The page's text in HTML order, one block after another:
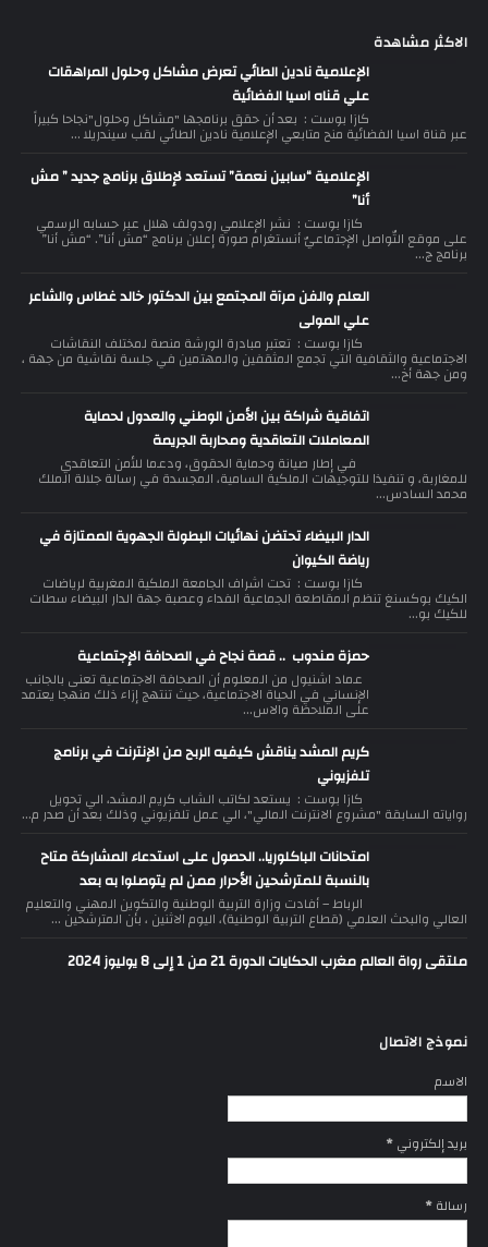
الاكثر مشاهدة
الإعلامية نادين الطائي تعرض مشاكل وحلول المراهقات
علي قناه اسيا الفضائية
كازا بوست : بعد أن حقق برنامجها "مشاكل وحلول"نجاحا كبيراً
عبر قناة اسيا الفضائية منح متابعي الإعلامية نادين الطائي لقب سيندريلا ...
الإعلامية “سابين نعمة” تستعد لإطلاق برنامج جديد ” مش
أنا”
كازا بوست : نشر الإعلامي رودولف هلال عبر حسابه الرسمي
على موقع التّواصل الإجتماعيّ أنستغرام صورة إعلان برنامج “مش أنا”. “مش أنا”
برنامج ج...
العلم والفن مرآة المجتمع بين الدكتور خالد غطاس والشاعر
علي المولى
كازا بوست : تعتبر مبادرة الورشة منصة لمختلف النقاشات
الاجتماعية والثقافية التي تجمع المثقفين والمهتمين في جلسة نقاشية من جهة ،
ومن جهة أخ...
اتفاقية شراكة بين الأمن الوطني والعدول لحماية
المعاملات التعاقدية ومحاربة الجريمة
في إطار صيانة وحماية الحقوق، ودعما للأمن التعاقدي
للمغاربة، و تنفيذا للتوجيهات الملكية السامية، المجسدة في رسالة جلالة الملك
محمد السادس...
الدار البيضاء تحتضن نهائيات البطولة الجهوية الممتازة في
رياضة الكيوان
كازا بوست : تحت اشراف الجامعة الملكية المغربية لرياضات
الكيك بوكسنغ تنظم المقاطعة الجماعية الفداء وعصبة جهة الدار البيضاء سطات
للكيك بو...
حمزة مندوب .. قصة نجاح في الصحافة الإجتماعية
عماد اشنيول من المعلوم أن الصحافة الاجتماعية تعنى بالجانب
الإنساني في الحياة الاجتماعية، حيث تنتهج إزاء ذلك منهجا يعتمد
على الملاحظة والاس...
كريم المشد يناقش كيفيه الربح من الإنترنت في برنامج
تلفزيوني
كازا بوست : يستعد لكاتب الشاب كريم المشد، الي تحويل
رواياته السابقة "مشروع الانترنت المالي"، الي عمل تلفزيوني وذلك بعد أن صدر م...
امتحانات الباكلوريا.. الحصول على استدعاء المشاركة متاح
بالنسبة للمترشحين الأحرار ممن لم يتوصلوا به بعد
الرباط – أفادت وزارة التربية الوطنية والتكوين المهني والتعليم
العالي والبحث العلمي (قطاع التربية الوطنية)، اليوم الاثنين ، بأن المترشحين ...
ملتقى رواة العالم مغرب الحكايات الدورة 21 من 1 إلى 8 يوليوز 2024
نموذج الاتصال
الاسم
بريد إلكتروني*
رسالة*